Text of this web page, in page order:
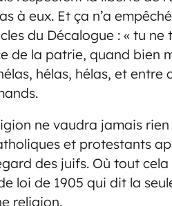
à eux. Et ça n’a
du Décalogue : « tu
de la patrie, quand bien
hélas, hélas, et entre
ne vaudra jamais rien
et protestants
des juifs. Où tout
loi de 1905 qui dit la
religion.